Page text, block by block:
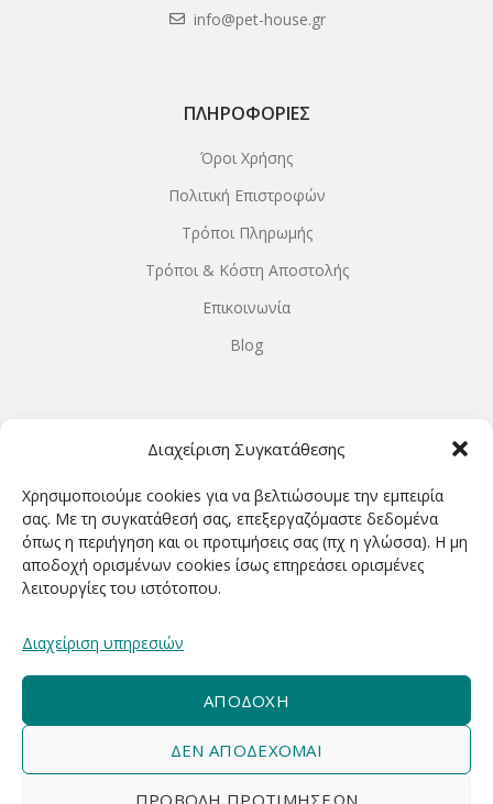
Διαχείριση Συγκατάθεσης
Χρησιμοποιούμε cookies για να βελτιώσουμε την εμπειρία
σας. Με τη συγκατάθεσή σας, επεξεργαζόμαστε δεδομένα
όπως η περιήγηση και οι προτιμήσεις σας (πχ η γλώσσα). Η μη
αποδοχή ορισμένων cookies ίσως επηρεάσει ορισμένες
λειτουργίες του ιστότοπου.
Διαχείριση υπηρεσιών
ΑΠΟΔΟΧΉ
ΔΕΝ ΑΠΟΔΈΧΟΜΑΙ
ΠΡΟΒΟΛΉ ΠΡΟΤΙΜΉΣΕΩΝ
info@pet-house.gr
ΠΛΗΡΟΦΟΡΊΕΣ
Όροι Χρήσης
Πολιτική Επιστροφών
Τρόποι Πληρωμής
Τρόποι & Κόστη Αποστολής
Επικοινωνία
Blog
ΤΡΙΤΗ-ΠΕΜΠΤΗ-ΠΑΡΑΣΚΕΥΗ 9.00-20.00
ΣΑΒΒΑΤΟ 9.00-15.00
ΕΓΓΡΑΦΕΊΤΕ ΓΙΑ ΝΑ ΛΑΜΒΆΝΕΤΕ ΠΡΏΤΟΙ NΈΑ &